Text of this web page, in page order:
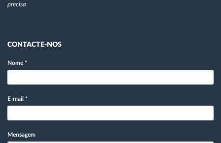
precisa
CONTACTE-NOS
Nome *
E-mail *
Mensagem